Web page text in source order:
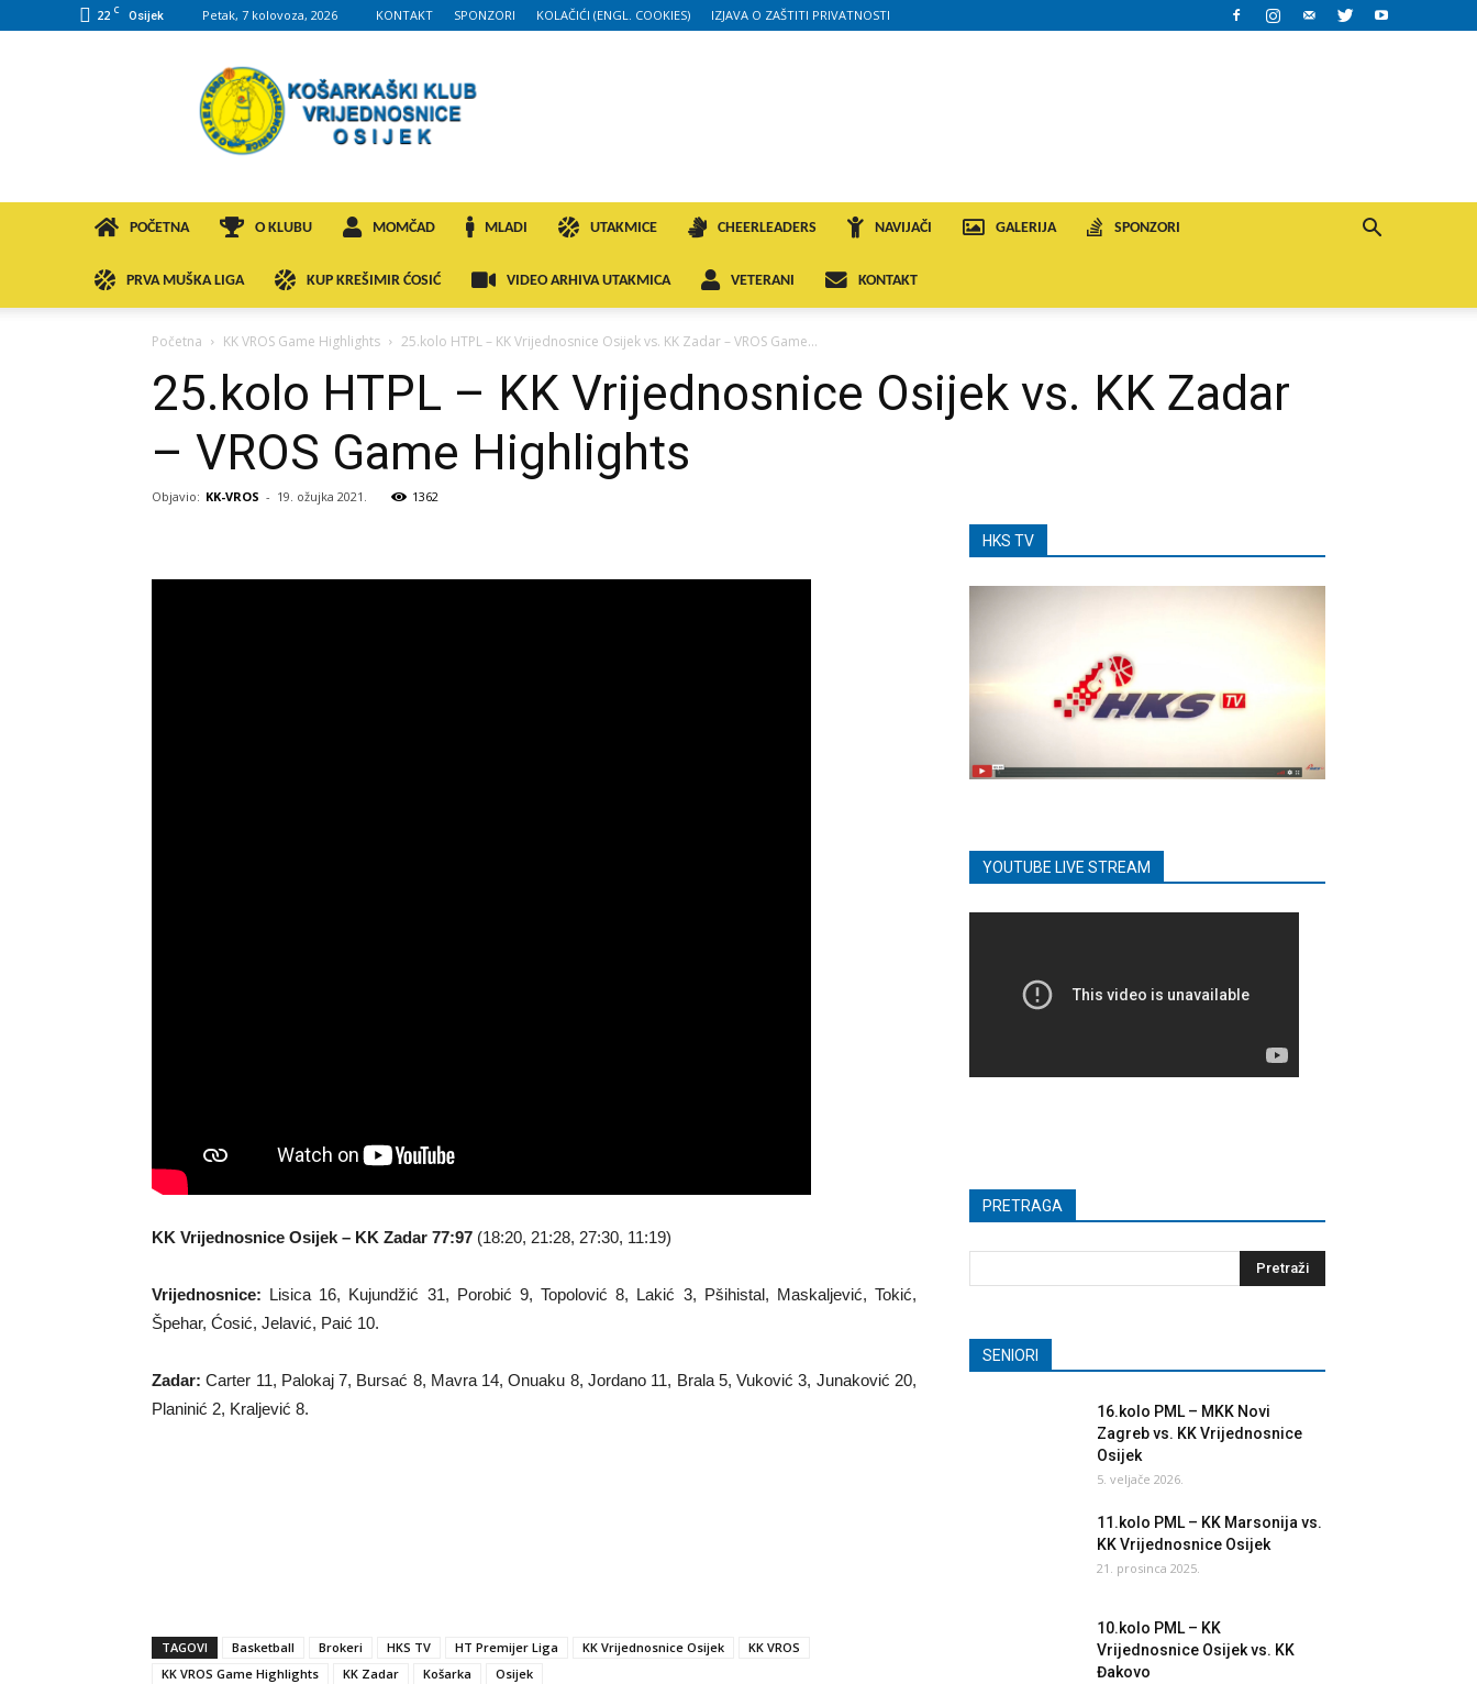
22 C Osijek Petak, 7 kolovoza, 2026 KONTAKT SPONZORI KOLAČIĆI (ENGL. COOKIES) IZJAVA O ZAŠTITI PRIVATNOSTI
KK
VROS
POČETNA O KLUBU MOMČAD MLADI UTAKMICE CHEERLEADERS NAVIJAČI GALERIJA SPONZORI
PRVA MUŠKA LIGA KUP KREŠIMIR ĆOSIĆ VIDEO ARHIVA UTAKMICA VETERANI KONTAKT
Početna KK VROS Game Highlights 25.kolo HTPL – KK Vrijednosnice Osijek vs. KK Zadar – VROS Game...
25.kolo HTPL – KK Vrijednosnice Osijek vs. KK Zadar
– VROS Game Highlights
Objavio: KK-VROS - 19. ožujka 2021. 1362
KK Vrijednosnice Osijek – KK Zadar 77:97 (18:20, 21:28, 27:30, 11:19)
Vrijednosnice: Lisica 16, Kujundžić 31, Porobić 9, Topolović 8, Lakić 3, Pšihistal, Maskaljević, Tokić,
Špehar, Ćosić, Jelavić, Paić 10.
Zadar: Carter 11, Palokaj 7, Bursać 8, Mavra 14, Onuaku 8, Jordano 11, Brala 5, Vuković 3, Junaković 20,
Planinić 2, Kraljević 8.
TAGOVI Basketball Brokeri HKS TV HT Premijer Liga KK Vrijednosnice Osijek
KK VROS
KK VROS Game Highlights
KK Zadar Košarka Osijek
HKS TV
YOUTUBE LIVE STREAM
PRETRAGA
SENIORI
16.kolo PML – MKK Novi
Zagreb vs. KK Vrijednosnice
Osijek
5. veljače 2026.
11.kolo PML – KK Marsonija vs.
KK Vrijednosnice Osijek
21. prosinca 2025.
10.kolo PML – KK
Vrijednosnice Osijek vs. KK
Đakovo